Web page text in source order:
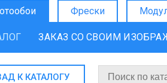
Фрески
ЗАКАЗ СО СВОИМ
К КАТАЛОГУ